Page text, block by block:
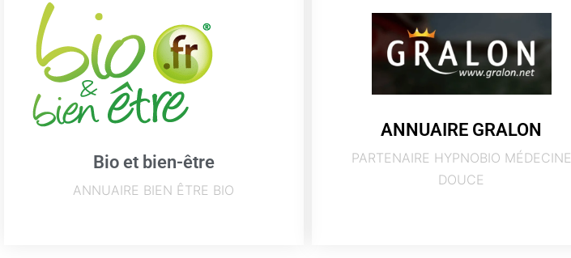
Bio et bien-être
ANNUAIRE BIEN ÊTRE BIO
ANNUAIRE GRALON
PARTENAIRE HYPNOBIO MÉDECINE
DOUCE